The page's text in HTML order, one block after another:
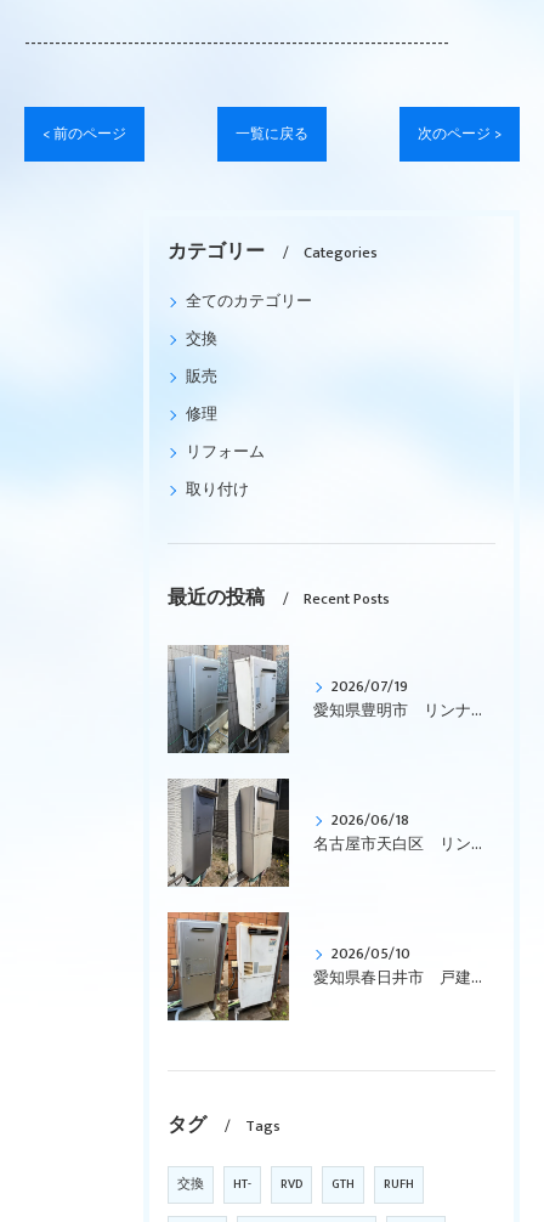
----------------------------------------------------------------------
< 前のページ 一覧に戻る 次のページ >
カテゴリー
Categories
全てのカテゴリー
交換
販売
修理
リフォーム
取り付け
最近の投稿 Recent Posts
2026/07/19
愛知県豊明市 リンナイ、ガス給湯暖房用熱源機、エコジョーズ、壁掛型「RUFH-K2403AW2-3(A)」から「RUFH-E2407SAW(A)」への交換です
2026/06/18
名古屋市天白区 リンナイ、エコジョーズ、ガス給湯暖房用熱源機、コンパクトタイプ「RVD-E2401SAW2-1」を「RVD-E2405SAW2-1(C)」へ取替えです。
2026/05/10
愛知県春日井市 戸建て、リンナイ、壁掛型、暖房付き「RUFH-VD2400SAW2-3」からエコジョーズ「RVD-E2405SAW2-3(C)」に交換しました。
タグ Tags
交換 HT- RVD GTH RUFH